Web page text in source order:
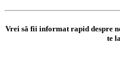
Vrei să fii informat rapid despre
te